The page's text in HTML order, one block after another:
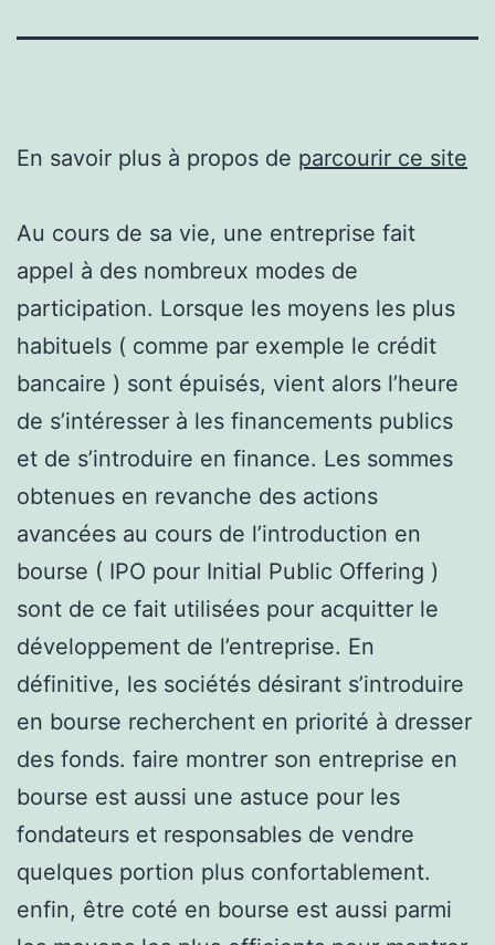
En savoir plus à propos de parcourir ce site
Au cours de sa vie, une entreprise fait
appel à des nombreux modes de
participation. Lorsque les moyens les plus
habituels ( comme par exemple le crédit
bancaire ) sont épuisés, vient alors l’heure
de s’intéresser à les financements publics
et de s’introduire en finance. Les sommes
obtenues en revanche des actions
avancées au cours de l’introduction en
bourse ( IPO pour Initial Public Offering )
sont de ce fait utilisées pour acquitter le
développement de l’entreprise. En
définitive, les sociétés désirant s’introduire
en bourse recherchent en priorité à dresser
des fonds. faire montrer son entreprise en
bourse est aussi une astuce pour les
fondateurs et responsables de vendre
quelques portion plus confortablement.
enfin, être coté en bourse est aussi parmi